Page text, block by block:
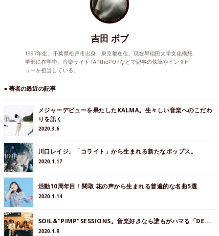
吉田 ボブ
1997年生。千葉県松戸市出身、東京都在住。現在早稲田大学文化構想
学部に在学中。音楽サイトTAPthePOPなどで記事の執筆やインタビ
ューを担当している。
● 著者の最近の記事
メジャーデビューを果たしたKALMA。生々しい音楽へのこだわ
りを訊く
2020.3.6
川口レイジ。「コライト」から生まれる新たなポップス。
2020.1.17
活動10周年目！関取 花の声から生まれる普遍的な名曲5選
2020.1.14
SOIL&"PIMP"SESSIONS。音楽好きなら誰もがハマる「DE...
2020.1.9